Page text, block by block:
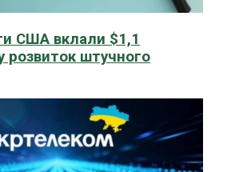
США вклали $1,1
розвиток штучного